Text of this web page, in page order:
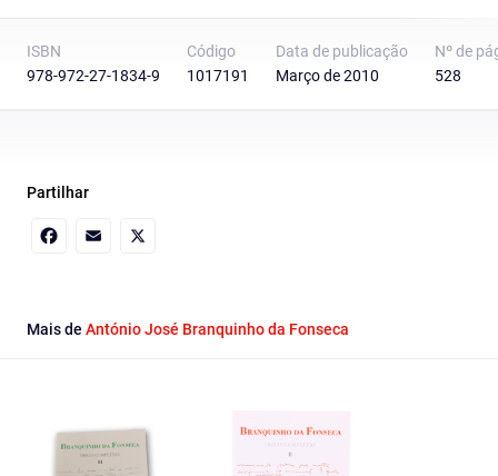
ISBN
978-972-27-1834-9
Código
1017191
Data de publicação
Março de 2010
Nº de
528
Partilhar
Mais de António José Branquinho da Fonseca